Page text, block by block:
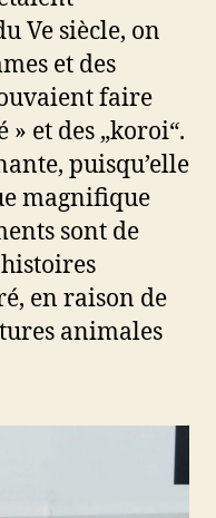
Ve siècle, on
et des
faire
» et des „koroi“.
puisqu’elle
magnifique
sont de
en raison de
animales